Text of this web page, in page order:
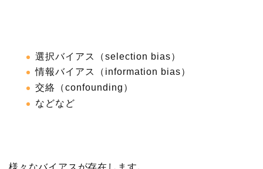
選択バイアス（selection bias）
情報バイアス（information bias）
交絡（confounding）
などなど
様々なバイアスが存在します。